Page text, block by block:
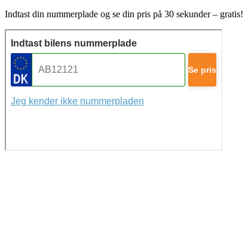
Indtast din nummerplade og se din pris på 30 sekunder – gratis!